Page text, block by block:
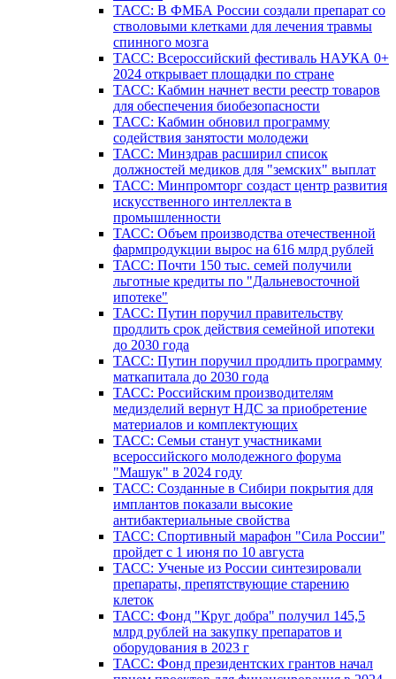
ТАСС: В ФМБА России создали препарат со
стволовыми клетками для лечения травмы
спинного мозга
ТАСС: Всероссийский фестиваль НАУКА 0+
2024 открывает площадки по стране
ТАСС: Кабмин начнет вести реестр товаров
для обеспечения биобезопасности
ТАСС: Кабмин обновил программу
содействия занятости молодежи
ТАСС: Минздрав расширил список
должностей медиков для "земских" выплат
ТАСС: Минпромторг создаст центр развития
искусственного интеллекта в
промышленности
ТАСС: Объем производства отечественной
фармпродукции вырос на 616 млрд рублей
ТАСС: Почти 150 тыс. семей получили
льготные кредиты по "Дальневосточной
ипотеке"
ТАСС: Путин поручил правительству
продлить срок действия семейной ипотеки
до 2030 года
ТАСС: Путин поручил продлить программу
маткапитала до 2030 года
ТАСС: Российским производителям
медизделий вернут НДС за приобретение
материалов и комплектующих
ТАСС: Семьи станут участниками
всероссийского молодежного форума
"Машук" в 2024 году
ТАСС: Созданные в Сибири покрытия для
имплантов показали высокие
антибактериальные свойства
ТАСС: Спортивный марафон "Сила России"
пройдет с 1 июня по 10 августа
ТАСС: Ученые из России синтезировали
препараты, препятствующие старению
клеток
ТАСС: Фонд "Круг добра" получил 145,5
млрд рублей на закупку препаратов и
оборудования в 2023 г
ТАСС: Фонд президентских грантов начал